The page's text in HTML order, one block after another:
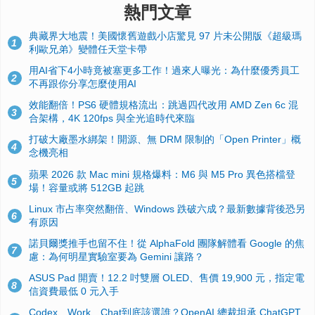
熱門文章
1
典藏界大地震！美國懷舊遊戲小店驚見 97 片未公開版《超級瑪
利歐兄弟》變體任天堂卡帶
2
用AI省下4小時竟被塞更多工作！過來人曝光：為什麼優秀員工
不再跟你分享怎麼使用AI
3
效能翻倍！PS6 硬體規格流出：跳過四代改用 AMD Zen 6c 混
合架構，4K 120fps 與全光追時代來臨
4
打破大廠墨水綁架！開源、無 DRM 限制的「Open Printer」概
念機亮相
5
蘋果 2026 款 Mac mini 規格爆料：M6 與 M5 Pro 異色搭檔登
場！容量或將 512GB 起跳
6
Linux 市占率突然翻倍、Windows 跌破六成？最新數據背後恐另
有原因
7
諾貝爾獎推手也留不住！從 AlphaFold 團隊解體看 Google 的焦
慮：為何明星實驗室要為 Gemini 讓路？
8
ASUS Pad 開賣！12.2 吋雙層 OLED、售價 19,900 元，指定電
信資費最低 0 元入手
Codex、Work、Chat到底該選誰？OpenAI 總裁坦承 ChatGPT